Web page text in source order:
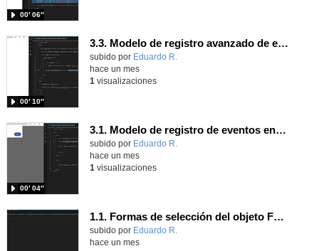
00′ 06″
3.3. Modelo de registro avanzado de eventos según W3C 1.
Contenido educativo.
subido por Eduardo R.
00′ 10″
hace un mes
1 visualizaciones
3.1. Modelo de registro de eventos en línea 1.
Contenido educativo.
subido por Eduardo R.
00′ 04″
hace un mes
1 visualizaciones
1.1. Formas de selección del objeto Form 1.
Contenido educativo.
subido por Eduardo R.
hace un mes